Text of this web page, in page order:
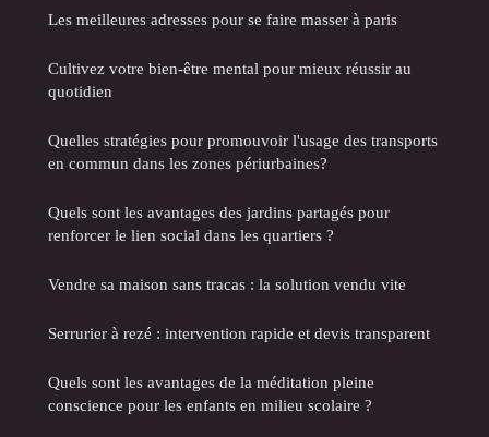
Les meilleures adresses pour se faire masser à paris
Cultivez votre bien-être mental pour mieux réussir au
quotidien
Quelles stratégies pour promouvoir l'usage des transports
en commun dans les zones périurbaines?
Quels sont les avantages des jardins partagés pour
renforcer le lien social dans les quartiers ?
Vendre sa maison sans tracas : la solution vendu vite
Serrurier à rezé : intervention rapide et devis transparent
Quels sont les avantages de la méditation pleine
conscience pour les enfants en milieu scolaire ?